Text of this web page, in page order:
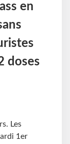
en
doses
Les
1er